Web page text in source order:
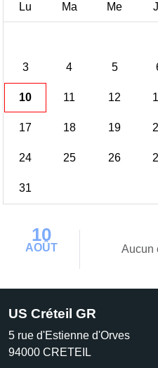
Lu Ma Me
3 4 5
10 11 12
17 18 19
24 25 26
31
10
AOÛT Aucun
US Créteil GR
5 rue d'Estienne d'Orves
94000 CRETEIL